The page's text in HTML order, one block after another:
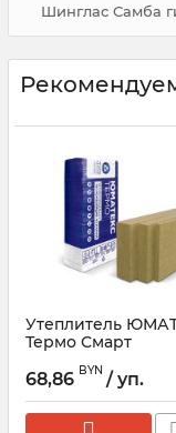
Шинглас Самба
Утеплитель
Термо Смарт
68,86 BYN / уп.